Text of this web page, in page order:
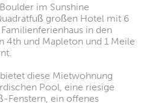
im Sunshine
großen Hotel mit 6
in den
4th und Mapleton und 1 Meile
diese Mietwohnung
Pool, eine riesige
Fenstern, ein offenes